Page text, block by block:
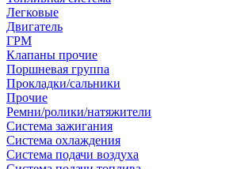
Легковые
Двигатель
ГРМ
Клапаны прочие
Поршневая группа
Прокладки/сальники
Прочие
Ремни/ролики/натяжители
Система зажигания
Система охлаждения
Система подачи воздуха